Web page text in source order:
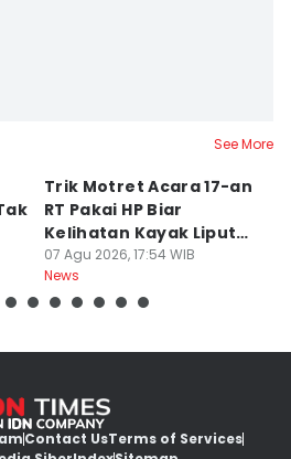
See More
Trik Motret Acara 17-an
RT Pakai HP Biar
Kelihatan Kayak Liputan
Festival Nasional
07 Agu 2026, 17:54 WIB
News
Contact UsTerms of Services